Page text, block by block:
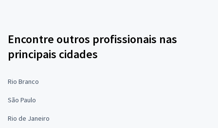
Encontre outros profissionais nas
principais cidades
Rio Branco
São Paulo
Rio de Janeiro